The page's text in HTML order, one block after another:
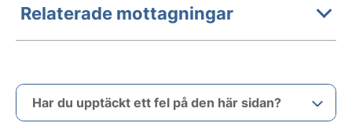
Relaterade mottagningar
Har du upptäckt ett fel på den här sidan?